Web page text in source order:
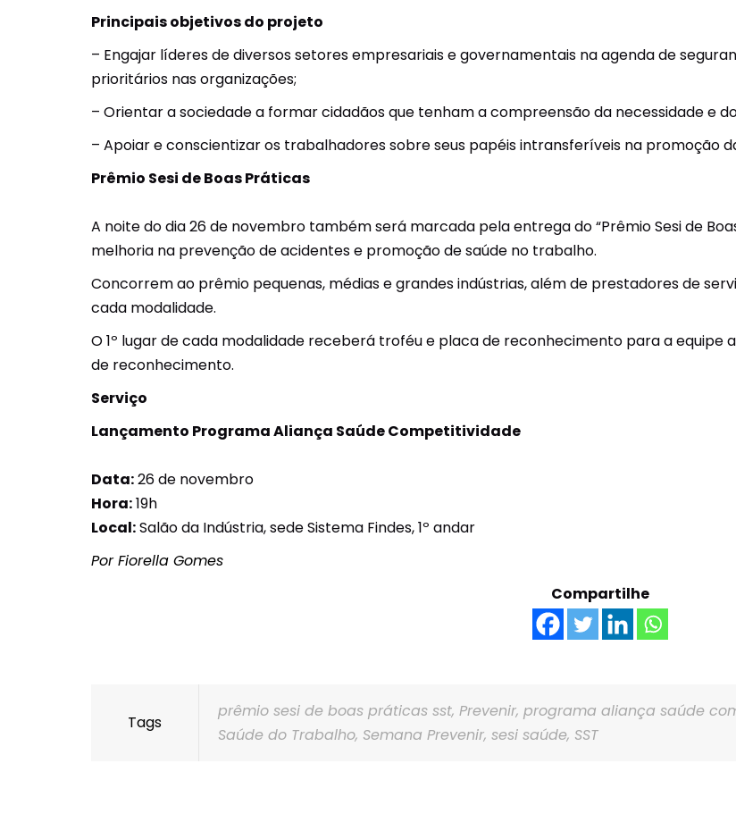
Principais objetivos do projeto
– Engajar líderes de diversos setores empresariais e governamentais na agenda de
prioritários nas organizações;
– Orientar a sociedade a formar cidadãos que tenham a compreensão da necessidade e
– Apoiar e conscientizar os trabalhadores sobre seus papéis intransferíveis na promoção
Prêmio Sesi de Boas Práticas
A noite do dia 26 de novembro também será marcada pela entrega do “Prêmio Sesi de
melhoria na prevenção de acidentes e promoção de saúde no trabalho.
Concorrem ao prêmio pequenas, médias e grandes indústrias, além de prestadores de
cada modalidade.
O 1º lugar de cada modalidade receberá troféu e placa de reconhecimento para a equipe
de reconhecimento.
Serviço
Lançamento Programa Aliança Saúde Competitividade
Data:26 de novembro
Hora:19h
Local:Salão da Indústria, sede Sistema Findes, 1º andar
Por Fiorella Gomes
Compartilhe
Tags
prêmio sesi de boas práticas sst, Prevenir, programa aliança saúde
Saúde do Trabalho, Semana Prevenir, sesi saúde, SST